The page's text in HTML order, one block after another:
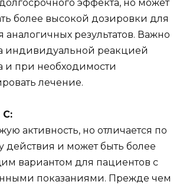
эффекта, но может
более высокой дозировки для
аналогичных результатов. Важно
индивидуальной реакцией
и при необходимости
лечение.
активность, но отличается по
действия и может быть более
вариантом для пациентов с
показаниями. Прежде чем